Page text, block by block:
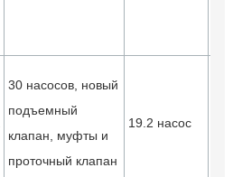
30 насосов, новый
подъемный
клапан, муфты и
проточный клапан
19.2 насос